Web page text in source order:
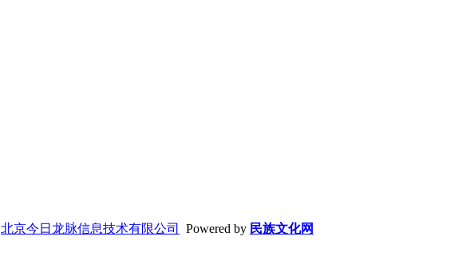
北京今日龙脉信息技术有限公司 Powered by 民族文化网